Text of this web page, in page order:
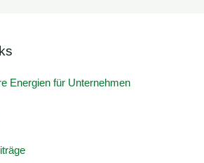
Energien für Unternehmen